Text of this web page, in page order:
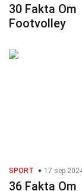
30 Fakta Om
Footvolley
SPORT 17 sep
36 Fakta Om